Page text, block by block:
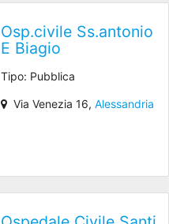
Osp.civile Ss.antonio
E Biagio
Tipo: Pubblica
Via Venezia 16, Alessandria